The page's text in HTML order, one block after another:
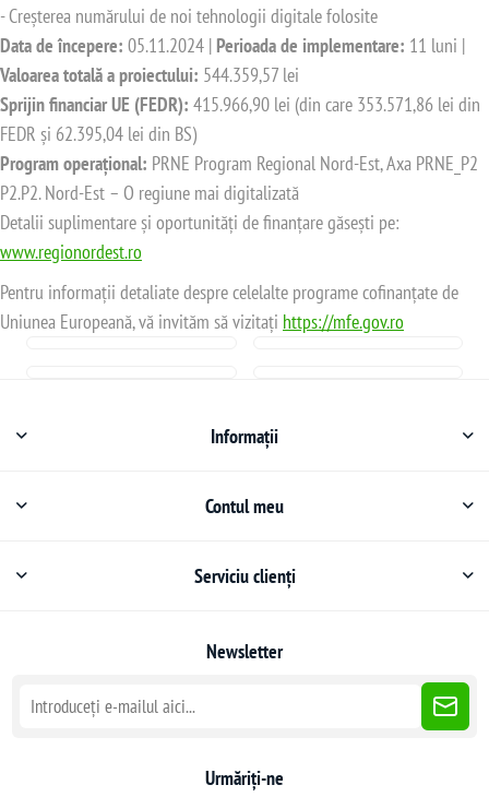
- Creșterea numărului de noi tehnologii digitale folosite
Data de începere: 05.11.2024 | Perioada de implementare: 11 luni |
Valoarea totală a proiectului: 544.359,57 lei
Sprijin financiar UE (FEDR): 415.966,90 lei (din care 353.571,86 lei din
FEDR și 62.395,04 lei din BS)
Program operațional: PRNE Program Regional Nord-Est, Axa PRNE_P2
P2.P2. Nord-Est – O regiune mai digitalizată
Detalii suplimentare și oportunități de finanțare găsești pe:
www.regionordest.ro
Pentru informații detaliate despre celelalte programe cofinanțate de
Uniunea Europeană, vă invităm să vizitați https://mfe.gov.ro
Informații
Contul meu
Serviciu clienți
Newsletter
Urmăriți-ne